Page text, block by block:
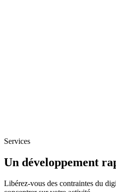
Services
Un développement
Libérez-vous des contraintes du